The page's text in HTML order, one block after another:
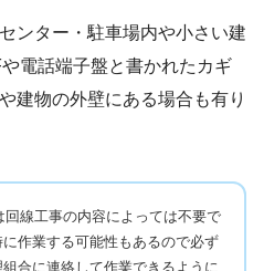
ンター・駐車場内や小さい建
電話端子盤と書かれたカギ
建物の外壁にある場合も有り
回線工事の内容によっては不要で
作業する可能性もあるので必ず
合に連絡して作業できるように